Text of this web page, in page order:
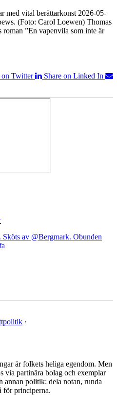
med vital berättarkonst 2026-05-
(Foto: Carol Loewen) Thomas
”En vapenvila som inte är
on Twitter
Share on Linked In
av @Bergmark. Obunden
·
är folkets heliga egendom. Men
via partinära bolag och exemplar
annan politik: dela notan, runda
för principerna.